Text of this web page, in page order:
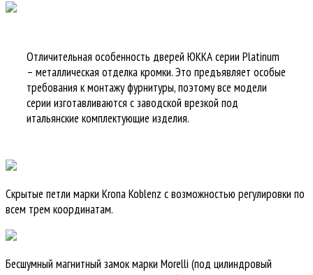
Отличительная особенность дверей ЮККА серии Platinum
– металлическая отделка кромки. Это предъявляет особые
требования к монтажу фурнитуры, поэтому все модели
серии изготавливаются с заводской врезкой под
итальянские комплектующие изделия.
Скрытые петли марки Krona Koblenz с возможностью регулировки по
всем трем координатам.
Бесшумный магнитный замок марки Morelli (под цилиндровый